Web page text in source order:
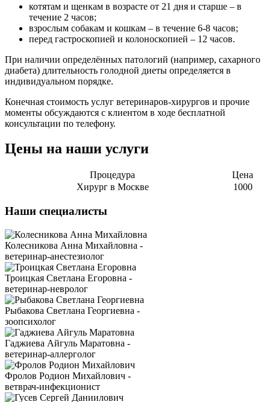
котятам и щенкам в возрасте от 21 дня и старше – в
течение 2 часов;
взрослым собакам и кошкам – в течение 6-8 часов;
перед гастроскопией и колоноскопией – 12 часов.
При наличии определённых патологий (например, сахарного
диабета) длительность голодной диеты определяется в
индивидуальном порядке.
Конечная стоимость услуг ветеринаров-хирургов и прочие
моменты обсуждаются с клиентом в ходе бесплатной
консультации по телефону.
Цены на наши услуги
Процедура
Цена
Хирург в Москве
1000
Наши специалисты
Колесникова Анна Михайловна -
ветеринар-анестезиолог
Троицкая Светлана Егоровна -
ветеринар-невролог
Рыбакова Светлана Георгиевна -
зоопсихолог
Гаджиева Айгуль Маратовна -
ветеринар-аллерголог
Фролов Родион Михайлович -
ветврач-инфекционист